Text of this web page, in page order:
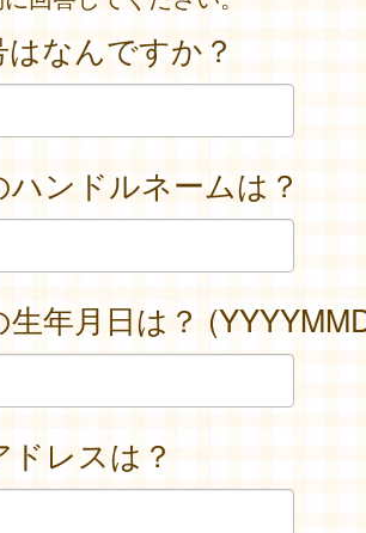
なんですか？
ハンドルネームは？
生年月日は？
ドレスは？